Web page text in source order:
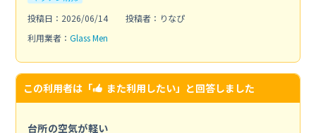
投稿日：2026/06/14
投稿者：りなぴ
利用業者： Glass Men
この利用者は「 また利用したい」と回答しました
台所の空気が軽い